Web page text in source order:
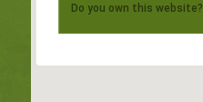
Do you own this website?